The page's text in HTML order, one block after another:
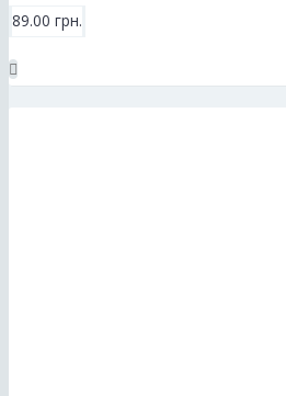
89.00 грн.